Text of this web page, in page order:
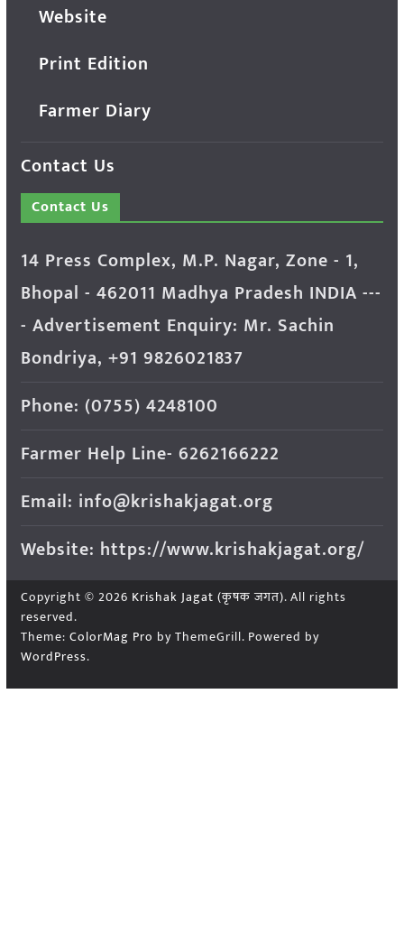
Website
Print Edition
Farmer Diary
Contact Us
Contact Us
14 Press Complex, M.P. Nagar, Zone - 1,
Bhopal - 462011 Madhya Pradesh INDIA ---
- Advertisement Enquiry: Mr. Sachin
Bondriya, +91 9826021837
Phone: (0755) 4248100
Farmer Help Line- 6262166222
Email: info@krishakjagat.org
Website: https://www.krishakjagat.org/
Copyright © 2026 Krishak Jagat (कृषक जगत). All rights
reserved.
Theme: ColorMag Pro by ThemeGrill. Powered by
WordPress.